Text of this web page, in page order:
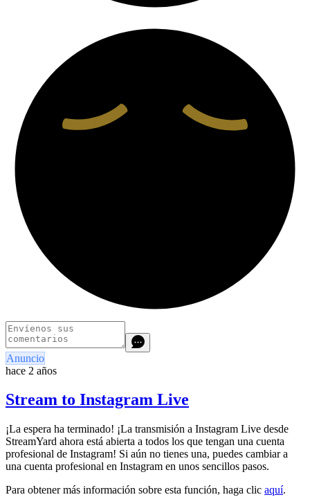
Anuncio
hace 2 años
Stream to Instagram Live
¡La espera ha terminado! ¡La transmisión a Instagram Live desde
StreamYard ahora está abierta a todos los que tengan una cuenta
profesional de Instagram! Si aún no tienes una, puedes cambiar a
una cuenta profesional en Instagram en unos sencillos pasos.
Para obtener más información sobre esta función, haga clic aquí.